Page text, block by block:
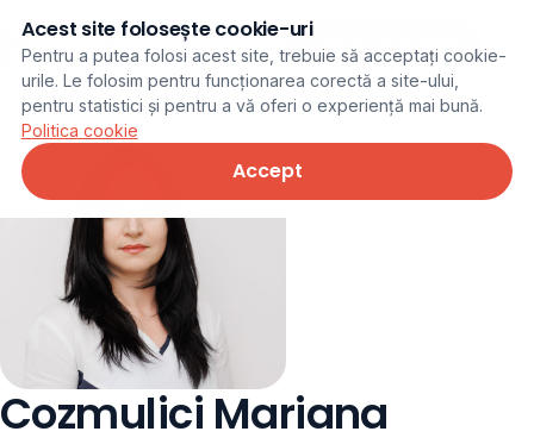
Programare online
Cozmulici Mariana
Acest site folosește cookie-uri
Pentru a putea folosi acest site, trebuie să acceptați cookie-
urile. Le folosim pentru funcționarea corectă a site-ului,
pentru statistici și pentru a vă oferi o experiență mai bună.
Politica cookie
Accept